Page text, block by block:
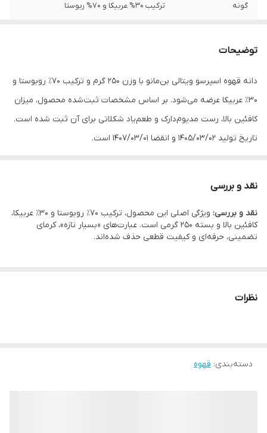
گونه ترکیب 30% عربیکا و 70% ربوستا
توضیحات
دانه قهوه اسپرسو ویتالی بن‌مانو با وزن 250 گرم و ترکیب 70٪ روبوستا و
30٪ عربیکا عرضه می‌شود. بر اساس مشخصات ثبت‌شده محصول، میزان
کافئین بالا، رست مدیوم‌دارک و طعم‌یاد شکلاتی برای آن ثبت شده است.
تاریخ تولید 1405/03/02 و انقضا 1407/03/01 است.
نقد و بررسی
نقد و بررسی:
ویژگی اصلی این محصول، ترکیب 70٪ روبوستا و 30٪ عربیکا،
کافئین بالا و بسته 250 گرمی است. عبارت‌های «بسیار تازه»، کرمای
تضمینی، حرفه‌ای و کیفیت قطعی حذف شده‌اند.
نظرات
دسته‌بندی: قهوه